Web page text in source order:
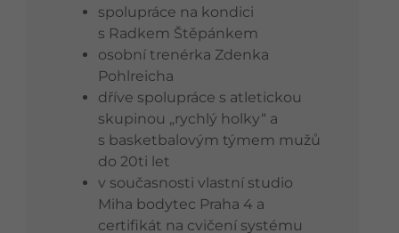
spolupráce na kondici
s Radkem Štěpánkem
osobní trenérka Zdenka
Pohlreicha
dříve spolupráce s atletickou
skupinou „rychlý holky“ a
s basketbalovým týmem mužů
do 20ti let
v současnosti vlastní studio
Miha bodytec Praha 4 a
certifikát na cvičení systému